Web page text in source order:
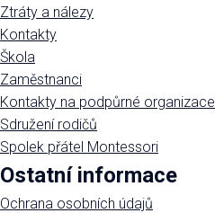
Ztráty a nálezy
Kontakty
Škola
Zaměstnanci
Kontakty na podpůrné organizace
Sdružení rodičů
Spolek přátel Montessori
Ostatní informace
Ochrana osobních údajů